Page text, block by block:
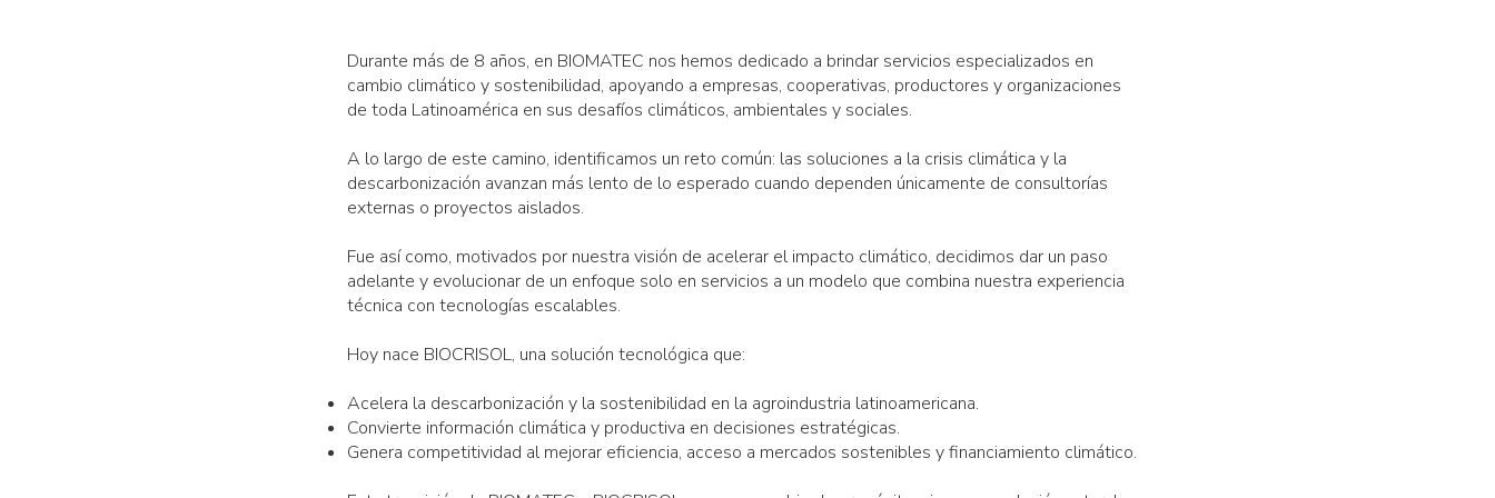
Durante más de 8 años, en BIOMATEC nos hemos dedicado a brindar servicios especializados en
cambio climático y sostenibilidad, apoyando a empresas, cooperativas, productores y organizaciones
de toda Latinoamérica en sus desafíos climáticos, ambientales y sociales.
A lo largo de este camino, identificamos un reto común: las soluciones a la crisis climática y la
descarbonización avanzan más lento de lo esperado cuando dependen únicamente de consultorías
externas o proyectos aislados.
Fue así como, motivados por nuestra visión de acelerar el impacto climático, decidimos dar un paso
adelante y evolucionar de un enfoque solo en servicios a un modelo que combina nuestra experiencia
técnica con tecnologías escalables.
Hoy nace BIOCRISOL, una solución tecnológica que:
Acelera la descarbonización y la sostenibilidad en la agroindustria latinoamericana.
Convierte información climática y productiva en decisiones estratégicas.
Genera competitividad al mejorar eficiencia, acceso a mercados sostenibles y financiamiento climático.